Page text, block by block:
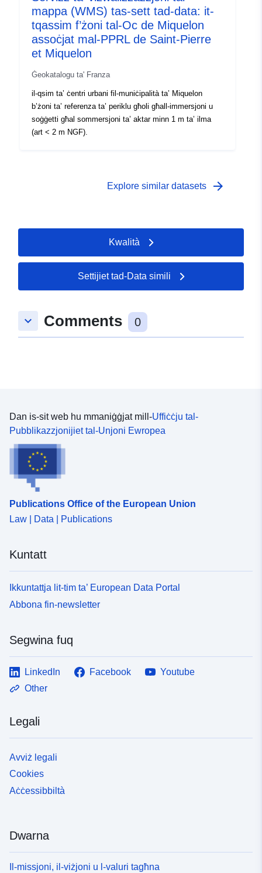
mappa (WMS) tas-sett tad-data: it-
tqassim f’żoni tal-Oc de Miquelon
assoċjat mal-PPRL de Saint-Pierre
et Miquelon
Ġeokatalogu ta' Franza
il-qsim ta’ ċentri urbani fil-muniċipalità ta’ Miquelon
b’żoni ta’ referenza ta’ periklu għoli għall-immersjoni u
soġġetti għal sommersjoni ta’ aktar minn 1 m ta’ ilma
(art < 2 m NGF).
Explore similar datasets arrow_forward
Kwalità
Settijiet tad-Data simili
keyboard_arrow_down Comments 0
Dan is-sit web hu mmaniġġjat mill-Uffiċċju tal-
Pubblikazzjonijiet tal-Unjoni Ewropea
Publications Office of the European Union
Law | Data | Publications
Kuntatt
Ikkuntattja lit-tim ta’ European Data Portal
Abbona fin-newsletter
Segwina fuq
LinkedIn Facebook
Youtube
Other
Legali
Avviż legali
Cookies
Aċċessibbiltà
Dwarna
Il-missjoni, il-viżjoni u l-valuri tagħna